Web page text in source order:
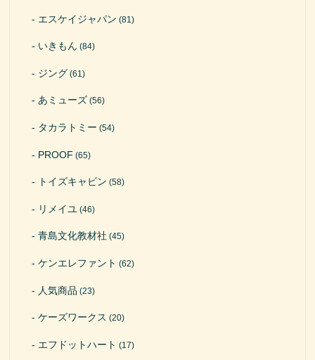
エスケイジャパン (81)
いきもん (84)
ジング (61)
あミューズ (56)
タカラトミー (54)
PROOF (65)
トイズキャビン (58)
リメイユ (46)
青島文化教材社 (45)
ケンエレファント (62)
人気商品 (23)
ケーズワークス (20)
エフドットハート (17)